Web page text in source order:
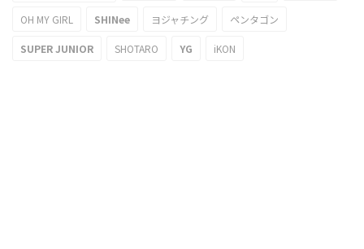
OH MY GIRL SHINee ヨジャチング ペンタゴン
SUPER JUNIOR SHOTARO YG iKON